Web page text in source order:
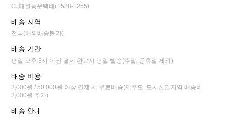
CJ대한통운택배(1588-1255)
배송 지역
전국(해외배송불가)
배송 기간
평일 오후 3시 이전 결제 완료시 당일 발송(주말, 공휴일 제외)
배송 비용
3,000원 / 50,000원 이상 결제 시 무료배송(제주도, 도서산간지역 배송비
3,000원 추가)
배송 안내